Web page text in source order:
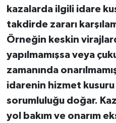
kazalarda ilgili idare
takdirde zararı
Örneğin keskin
yapılmamışsa veya
zamanında
idarenin hizmet kusuru
sorumluluğu doğar.
yol bakım ve onarım